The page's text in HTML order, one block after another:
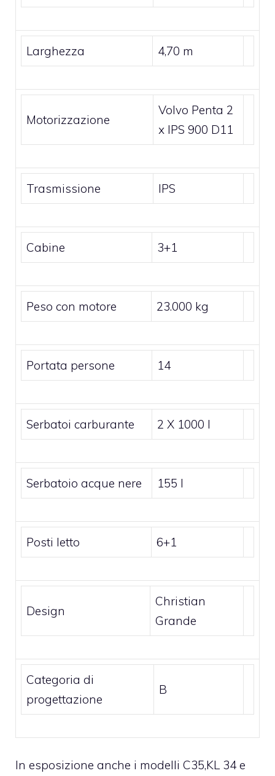
Larghezza 4,70 m
Motorizzazione
Volvo Penta 2
x IPS 900 D11
Trasmissione IPS
Cabine 3+1
Peso con motore 23.000 kg
Portata persone 14
Serbatoi carburante 2 X 1000 l
Serbatoio acque nere 155 l
Posti letto 6+1
Design
Christian
Grande
Categoria di
progettazione
B
In esposizione anche i modelli C35,KL 34 e